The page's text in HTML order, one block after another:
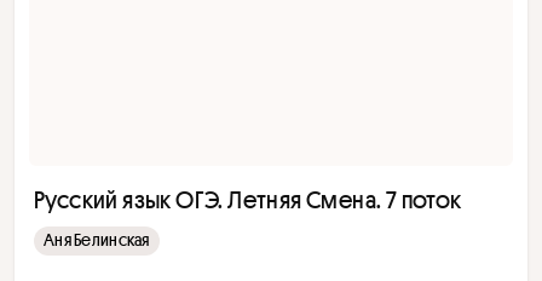
Русский язык ОГЭ. Летняя Смена. 7 поток
Аня Белинская